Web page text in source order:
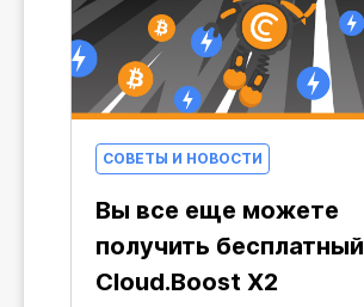
СОВЕТЫ И НОВОСТИ
Вы все еще можете
получить бесплатный
Cloud.Boost X2